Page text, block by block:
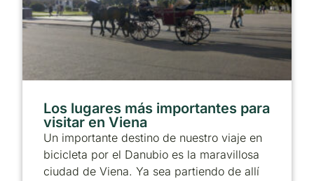
Los lugares más importantes para
visitar en Viena
Un importante destino de nuestro viaje en
bicicleta por el Danubio es la maravillosa
ciudad de Viena. Ya sea partiendo de allí